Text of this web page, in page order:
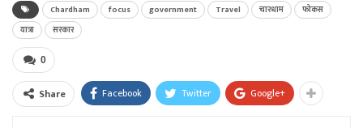
Chardham focus government Travel चारधाम
फोकस
यात्रा
सरकार
0
Share Facebook Twitter Google+